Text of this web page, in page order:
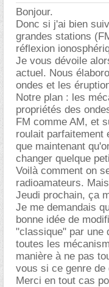
Bonjour.
Donc si j'ai bien
grandes stations
réflexion
Je vous dévoile
actuel. Nous
ondes et les
Notre plan : les
propriétés des
FM comme AM, et
roulait parfaitement
que maintenant
changer quelque
Voilà comment on
radioamateurs.
Jeudi prochain, ça
Je me demandais
bonne idée de
"classique" par une
toutes les
manière à ne pas
vous si ce genre
Merci en tout cas